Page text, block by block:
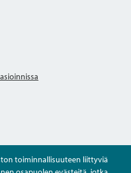
toiminnallisuuteen liittyviä